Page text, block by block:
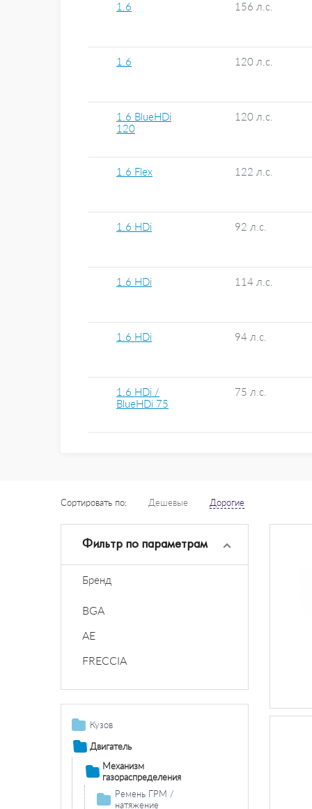
1.6 156 л.с.
1.6 120 л.с.
1.6 BlueHDi
120
120 л.с.
1.6 Flex 122 л.с.
1.6 HDi 92 л.с.
1.6 HDi 114 л.с.
1.6 HDi 94 л.с.
1.6 HDi /
BlueHDi 75
75 л.с.
Сортировать по: Дешевые Дорогие
Фильтр по параметрам
Бренд
BGA
AE
FRECCIA
Кузов
Дополнительная
комплектующие
Противотуманная
фара /
комплектующие
Система
освещения /
Двигатель
Механизм
газораспределения
Ремень ГРМ /
натяжение